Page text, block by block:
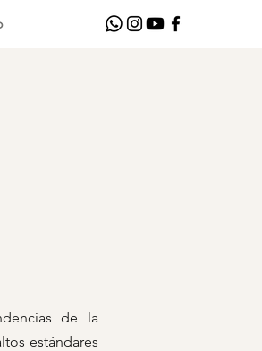
de la
estándares